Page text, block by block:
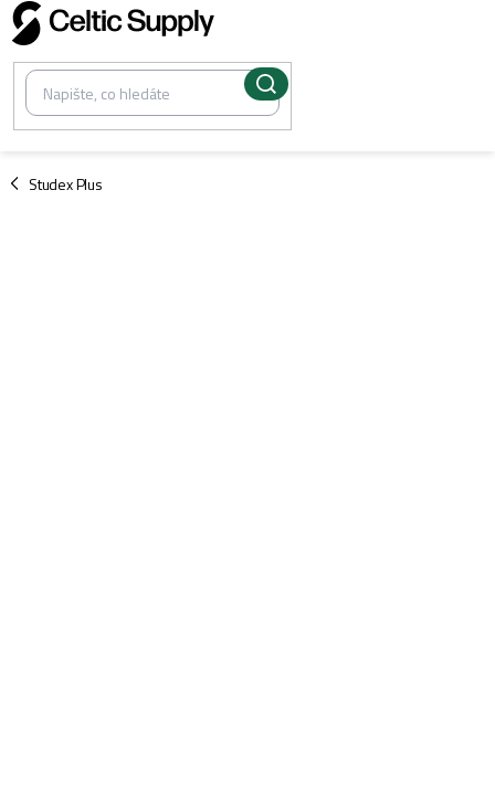
Přejít
na
obsah
Studex Plus
/